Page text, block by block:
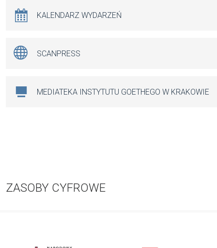
KALENDARZ WYDARZEŃ
SCANPRESS
MEDIATEKA INSTYTUTU GOETHEGO W KRAKOWIE
ZASOBY CYFROWE